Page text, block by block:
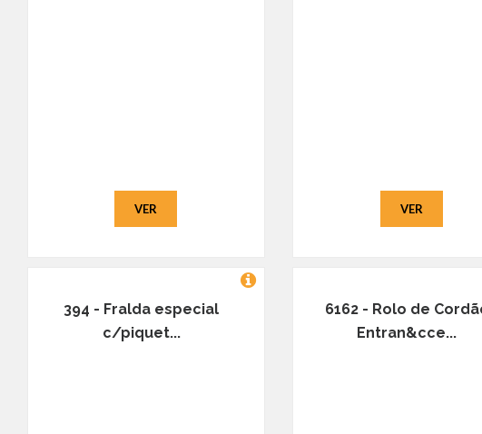
VER VER
394 - Fralda especial
c/piquet...
6162 - Rolo de
Entran&cce...